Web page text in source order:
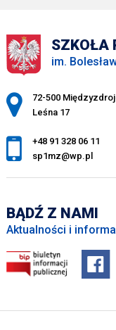
SZKOŁA
im.
Adres pocztowy:
72-500
Leśna 17
+48 91 328 06 11
sp1mz@wp.pl
BĄDŹ Z NAMI
Aktualności i